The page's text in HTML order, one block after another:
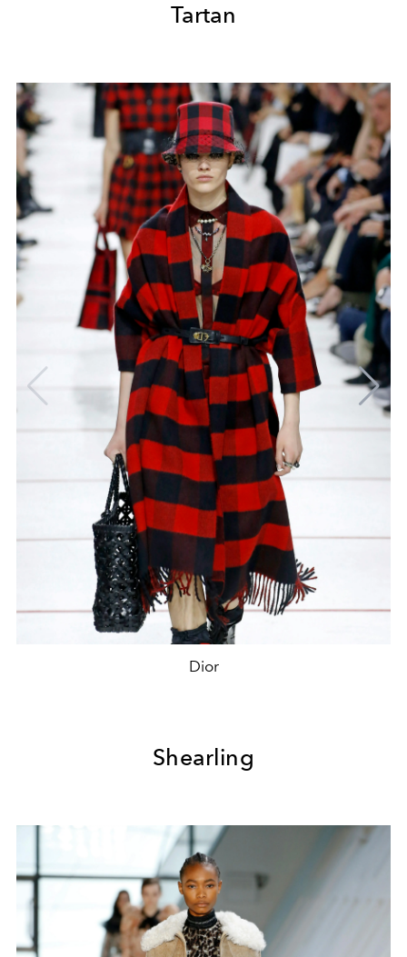
Tartan
Dior
Shearling